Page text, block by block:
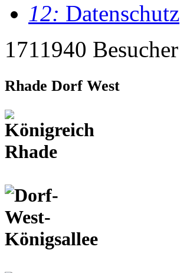
12: Datenschutz
1711940 Besucher
Rhade Dorf West